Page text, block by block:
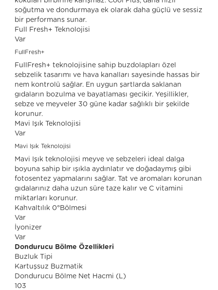
soğutma ve dondurmaya ek olarak daha güçlü ve sessiz
bir performans sunar.
Full Fresh+ Teknolojisi
Var
FullFresh+
FullFresh+ teknolojisine sahip buzdolapları özel
sebzelik tasarımı ve hava kanalları sayesinde hassas bir
nem kontrolü sağlar. En uygun şartlarda saklanan
gıdaların bozulma ve bayatlaması gecikir. Yeşillikler,
sebze ve meyveler 30 güne kadar sağlıklı bir şekilde
korunur.
Mavi Işık Teknolojisi
Var
Mavi Işık Teknolojisi
Mavi Işık teknolojisi meyve ve sebzeleri ideal dalga
boyuna sahip bir ışıkla aydınlatır ve doğadaymış gibi
fotosentez yapmalarını sağlar. Tat ve aromaları korunan
gıdalarınız daha uzun süre taze kalır ve C vitamini
miktarları korunur.
Kahvaltılık 0°Bölmesi
Var
İyonizer
Var
Dondurucu Bölme Özellikleri
Buzluk Tipi
Kartuşsuz Buzmatik
Dondurucu Bölme Net Hacmi (L)
103